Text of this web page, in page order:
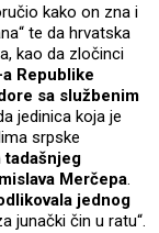
kako on zna i
te da hrvatska
kao da zločinci
Republike
sa službenim
jedinica koja je
srpske
tadašnjeg
Merčepa.
jednog
junački čin u ratu“.